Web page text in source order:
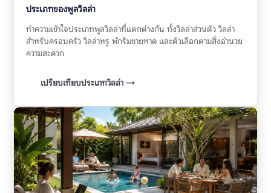
ประเภทของพูลวิลล่า
ทำความเข้าใจประเภทพูลวิลล่าที่แตกต่างกัน ทั้งวิลล่าส่วนตัว วิลล่า
สำหรับครอบครัว วิลล่าหรู พักริมชายหาด และตัวเลือกตามสิ่งอำนวย
ความสะดวก
เปรียบเทียบประเภทวิลล่า →